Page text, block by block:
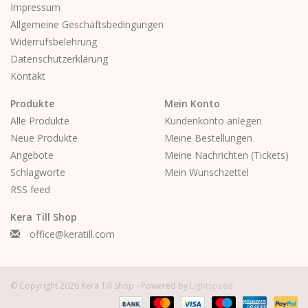
Impressum
Allgemeine Geschäftsbedingungen
Widerrufsbelehrung
Datenschutzerklärung
Kontakt
Produkte
Alle Produkte
Neue Produkte
Angebote
Schlagworte
RSS feed
Mein Konto
Kundenkonto anlegen
Meine Bestellungen
Meine Nachrichten (Tickets)
Mein Wunschzettel
Kera Till Shop
office@keratill.com
© Copyright 2026 Kera Till Shop - Powered by Lightspeed